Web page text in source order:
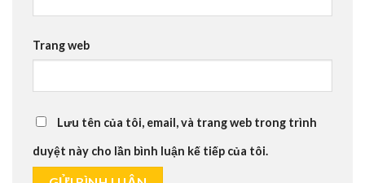
Trang web
Lưu tên của tôi, email, và trang web trong trình
duyệt này cho lần bình luận kế tiếp của tôi.